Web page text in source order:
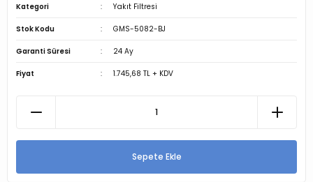
Kategori Yakıt Filtresi
Stok Kodu GMS-5082-BJ
Garanti Süresi 24 Ay
Fiyat 1.745,68 TL + KDV
Sepete Ekle